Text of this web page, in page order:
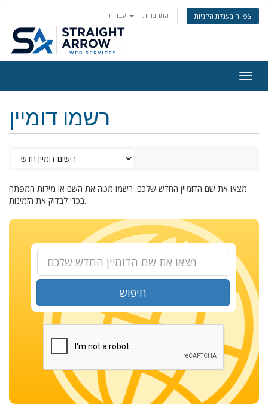
התחברות צפייה בעגלת הקניות
רשמו דומיין
מצאו את שם הדומיין החדש שלכם. רשמו מטה את השם או מילות המפתח
בכדי לבדוק את הזמינות.
חיפוש